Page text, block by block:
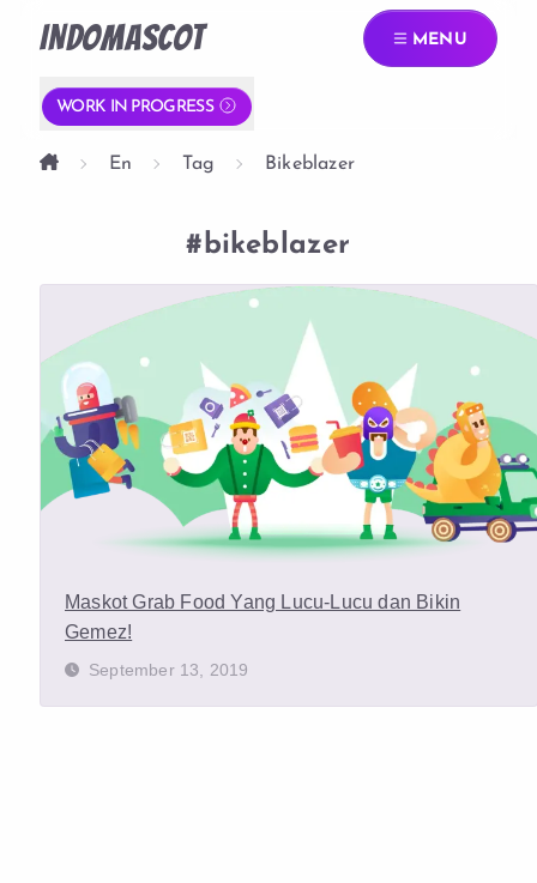
INDOMASCOT MENU
WORK IN PROGRESS
En Tag Bikeblazer
#bikeblazer
Maskot Grab Food Yang Lucu-Lucu dan Bikin
Gemez!
September 13, 2019